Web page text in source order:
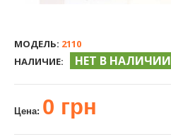
МОДЕЛЬ: 2110
НАЛИЧИЕ:
НЕТ В НАЛИЧИИ
Цена: 0 грн